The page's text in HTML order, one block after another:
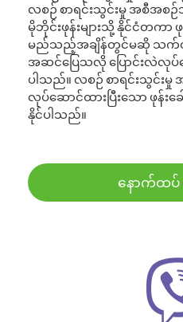
လစဉ် စာရင်းသွင်းမှု အစီအစဉ်သ
မိုဘိုင်းဖုန်းများသို့ နိုင်ငံတကာ ဖု
မည်သည့်အချိန်တွင်မဆို သက်
အဆင်ပြေသလို ပြောင်းလဲလု
ပါသည်။ လစဉ် စာရင်းသွင်း
လုပ်ဆောင်ထားပြီးသော ဖုန်း
နိုင်ပါသည်။
နောက်ထပ်